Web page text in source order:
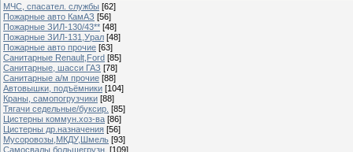
МЧС, спасател. службы [62]
Пожарные авто КамАЗ [56]
Пожарные ЗИЛ-130/43** [48]
Пожарные ЗИЛ-131,Урал [48]
Пожарные авто прочие [63]
Санитарные Renault,Ford [85]
Санитарные, шасси ГАЗ [78]
Санитарные а/м прочие [88]
Автовышки, подъёмники [104]
Краны, самопогрузчики [88]
Тягачи седельные/буксир. [85]
Цистерны коммун.хоз-ва [86]
Цистерны др.назначения [56]
Мусоровозы,МКДУ,Шмель [93]
Самосвалы большегрузн. [109]